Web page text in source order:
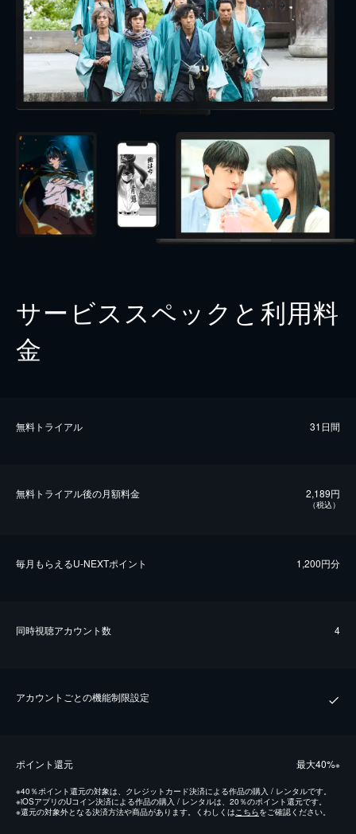
サービススペックと利用料
金
無料トライアル 31日間
無料トライアル後の⽉額料金 2,189円
（税込）
毎⽉もらえるU-NEXTポイント 1,200円分
同時視聴アカウント数 4
アカウントごとの機能制限設定
ポイント還元 最⼤40%※
※40％ポイント還元の対象は、クレジットカード決済による作品の購入 / レンタルです。
※iOSアプリのUコイン決済による作品の購入 / レンタルは、20％のポイント還元です。
※還元の対象外となる決済方法や商品があります。くわしくはこちらをご確認ください。